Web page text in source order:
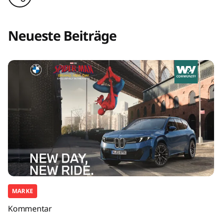
Neueste Beiträge
MARKE
Kommentar